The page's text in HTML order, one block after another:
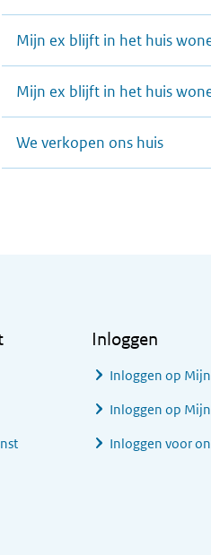
Mijn ex blijft in het huis
Mijn ex blijft in het huis
We verkopen ons huis
Inloggen
Inloggen op
Inloggen op
Inloggen voor